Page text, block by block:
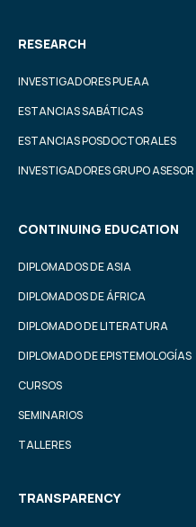
RESEARCH
INVESTIGADORES PUEAA
ESTANCIAS SABÁTICAS
ESTANCIAS POSDOCTORALES
INVESTIGADORES GRUPO ASESOR
CONTINUING EDUCATION
DIPLOMADOS DE ASIA
DIPLOMADOS DE ÁFRICA
DIPLOMADO DE LITERATURA
DIPLOMADO DE EPISTEMOLOGÍAS
CURSOS
SEMINARIOS
TALLERES
TRANSPARENCY